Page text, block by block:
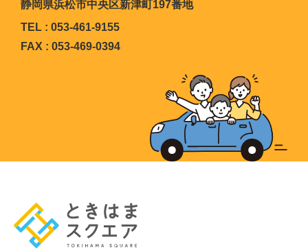
静岡県浜松市中央区新津町197番地
TEL : 053-461-9155
FAX : 053-469-0394